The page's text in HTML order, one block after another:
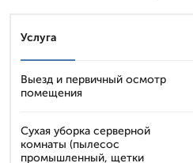
Услуга
Выезд и первичный осмотр
помещения
Сухая уборка серверной
комнаты (пылесос
промышленный, щетки